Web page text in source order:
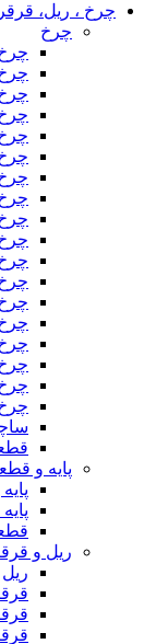
چرخ ، ریل،
چرخ
پایه و
ریل و
ریل